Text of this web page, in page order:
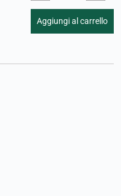
Aggiungi al carrello